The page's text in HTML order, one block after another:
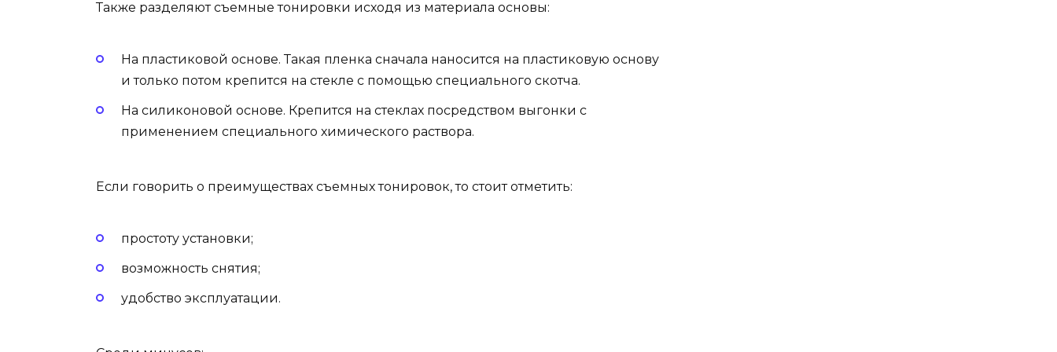
Также разделяют съемные тонировки исходя из материала основы:
На пластиковой основе. Такая пленка сначала наносится на пластиковую основу
и только потом крепится на стекле с помощью специального скотча.
На силиконовой основе. Крепится на стеклах посредством выгонки с
применением специального химического раствора.
Если говорить о преимуществах съемных тонировок, то стоит отметить:
простоту установки;
возможность снятия;
удобство эксплуатации.